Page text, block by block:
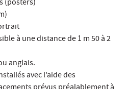
(posters)
à une distance de 1 m 50 à 2
anglais.
avec l’aide des